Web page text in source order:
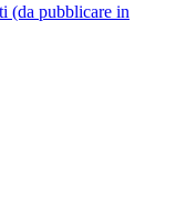
(da pubblicare in